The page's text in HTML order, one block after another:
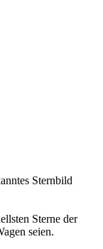
Sternbild
Sterne der
seien.